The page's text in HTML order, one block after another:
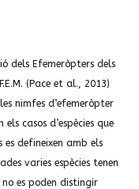
dels Efemeròpters dels
(Pace et al., 2013)
nimfes d’efemeròpter
casos d’espècies que
es defineixen amb els
varies espècies tenen
es poden distingir